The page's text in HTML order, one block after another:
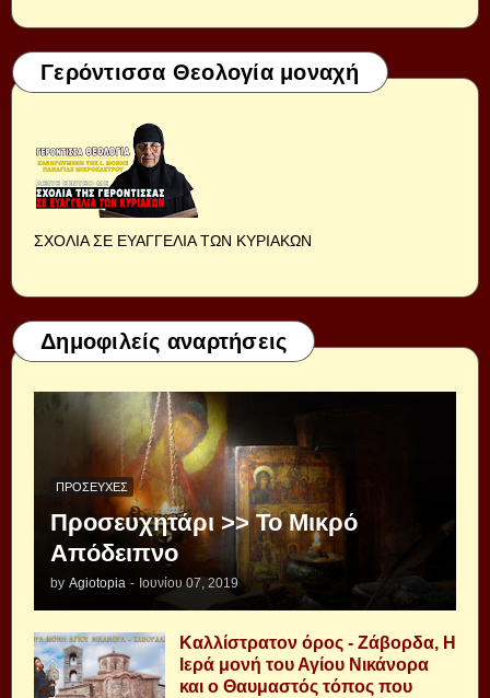
Γερόντισσα Θεολογία μοναχή
ΣΧΟΛΙΑ ΣΕ ΕΥΑΓΓΕΛΙΑ ΤΩΝ ΚΥΡΙΑΚΩΝ
Δημοφιλείς αναρτήσεις
ΠΡΟΣΕΥΧΈΣ
Προσευχητάρι >> Το Μικρό
Απόδειπνο
by Agiotopia - Ιουνίου 07, 2019
Καλλίστρατον όρος - Ζάβορδα, Η
Ιερά μονή του Αγίου Νικάνορα
και ο Θαυμαστός τόπος που